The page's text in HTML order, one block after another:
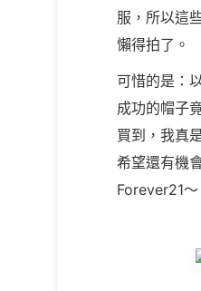
服，所以這
懶得拍了。
可惜的是：
成功的帽子
買到，我真
希望還有機
Forever21～